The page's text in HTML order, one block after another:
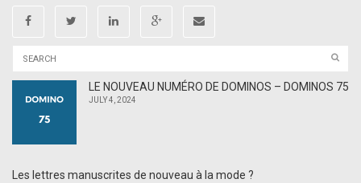
LE NOUVEAU NUMÉRO DE DOMINOS – DOMINOS 75
JULY 4, 2024
Les lettres manuscrites de nouveau à la mode ?